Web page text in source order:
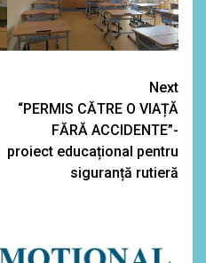
Next
“PERMIS CĂTRE O VIAȚĂ
FĂRĂ ACCIDENTE”-
proiect educațional pentru
siguranță rutieră